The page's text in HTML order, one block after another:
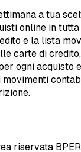
a tua
online in
e la lista
carte di
ogni acquisto
riservata